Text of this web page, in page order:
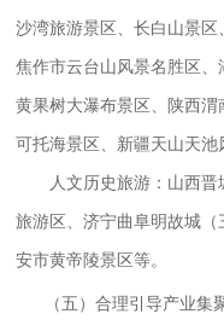
沙湾旅游景区、长白山景
焦作市云台山风景名胜区
黄果树大瀑布景区、陕西
可托海景区、新疆天山天池
人文历史旅游：山西晋
旅游区、济宁曲阜明故城
安市黄帝陵景区等。
（五）合理引导产业集聚